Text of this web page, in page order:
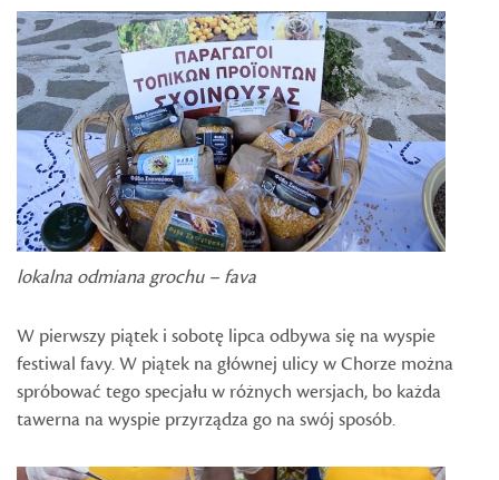
lokalna odmiana grochu – fava
W pierwszy piątek i sobotę lipca odbywa się na wyspie
festiwal favy. W piątek na głównej ulicy w Chorze można
spróbować tego specjału w różnych wersjach, bo każda
tawerna na wyspie przyrządza go na swój sposób.